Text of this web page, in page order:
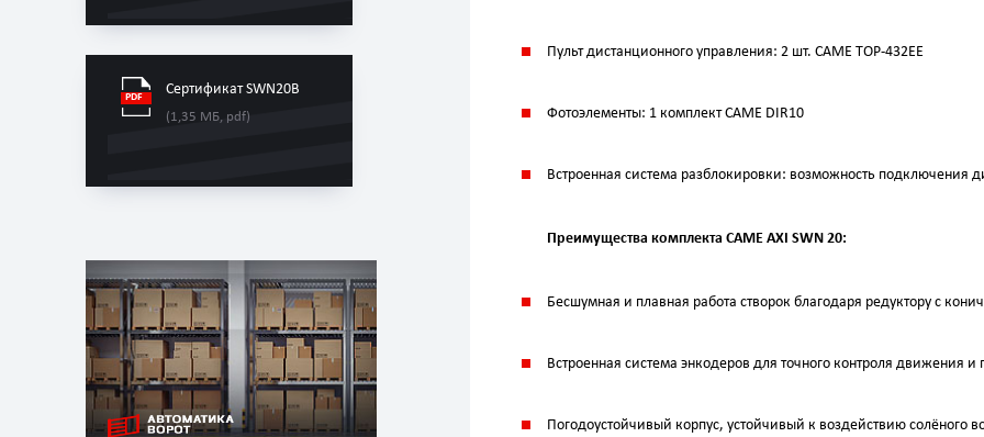
Сертификат SWN20B
(1,35 МБ, pdf)
Пульт дистанционного управления: 2 шт. CAME TOP-432EE
Фотоэлементы: 1 комплект CAME DIR10
Встроенная система разблокировки: возможность подключения
Преимущества комплекта CAME AXI SWN 20:
Бесшумная и плавная работа створок благодаря редуктору с
Встроенная система энкодеров для точного контроля движения
Погодоустойчивый корпус, устойчивый к воздействию солёного